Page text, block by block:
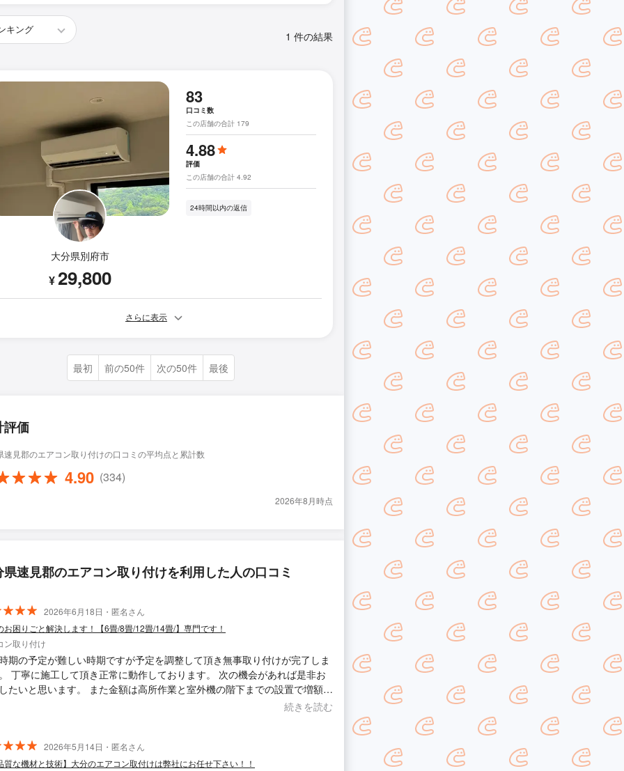
1 件の結果
大分県別府市
¥29,800
83
口コミ数
この店舗の合計 179
4.88
評価
この店舗の合計 4.92
24時間以内の返信
さらに表示
最初 前の50件 次の50件 最後
評価
速見郡のエアコン取り付けの口コミの平均点と累計数
4.90 (334)
2026年8月時点
県速見郡のエアコン取り付けを利用した人の口コミ
2026年6月18日・匿名さん
お困りごと解決します！【6畳/8畳/12畳/14畳/】専門です！
ン取り付け
期の予定が難しい時期ですが予定を調整して頂き無事取り付けが完了しま
丁寧に施工して頂き正常に動作しております。 次の機会があれば是非お
たいと思います。 また金額は高所作業と室外機の階下までの設置で増額と
続きを読む
2026年5月14日・匿名さん
質な機材と技術】大分のエアコン取付けは弊社にお任せ下さい！！